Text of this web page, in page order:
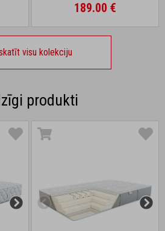
189.00 €
visu kolekciju
produkti